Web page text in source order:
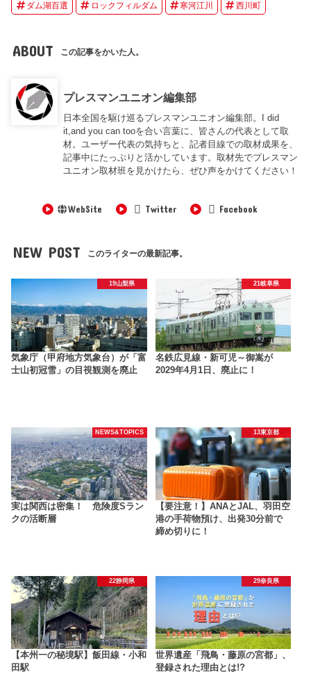
ダム湖百選 ロックフィルダム 寒河江川 西川町
ABOUT この記事をかいた人。
プレスマンユニオン編集部
日本全国を駆け巡るプレスマンユニオン編集部。I did
it,and you can tooを合い言葉に、皆さんの代表として取
材。ユーザー代表の気持ちと、記者目線での取材成果を、
記事中にたっぷりと活かしています。取材先でプレスマン
ユニオン取材班を見かけたら、ぜひ声をかけてください！
WebSite Twitter Facebook
NEW POST このライターの最新記事。
19山梨県
気象庁（甲府地方気象台）が「富
士山初冠雪」の目視観測を廃止
21岐阜県
名鉄広見線・新可児～御嵩が
2029年4月1日、廃止に！
NEWS&TOPICS
実は関西は密集！ 危険度Sラン
クの活断層
13東京都
【要注意！】ANAとJAL、羽田空
港の手荷物預け、出発30分前で
締め切りに！
22静岡県
【本州一の秘境駅】飯田線・小和
田駅
29奈良県
世界遺産「飛鳥・藤原の宮都」、
登録された理由とは!?